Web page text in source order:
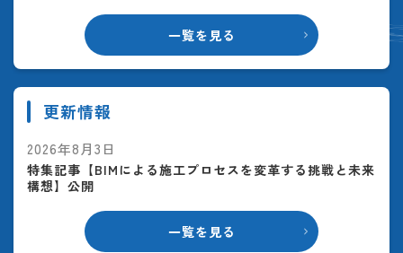
一覧を見る
更新情報
一覧を見る
2026年8月3日
特集記事【BIMによる施工プロセスを変革する挑戦と未来
構想】公開